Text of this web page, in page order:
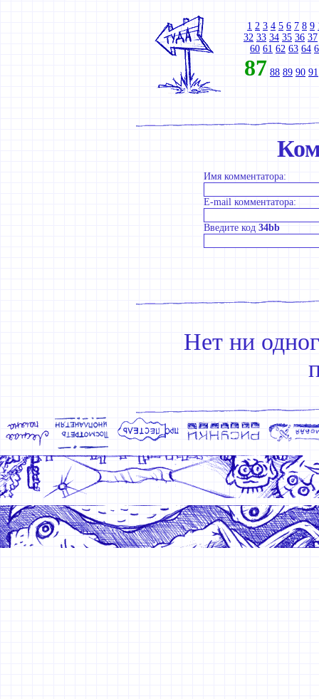
1 2 3 4 5 6 7 8 9
32 33 34 35 36 37
60 61 62 63 64
87 88 89 90 91
Имя комментатора:
E-mail комментатора:
Введите код 34bb
Нет ни